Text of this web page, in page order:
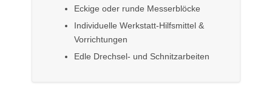
Eckige oder runde Messerblöcke
Individuelle Werkstatt-Hilfsmittel &
Vorrichtungen
Edle Drechsel- und Schnitzarbeiten